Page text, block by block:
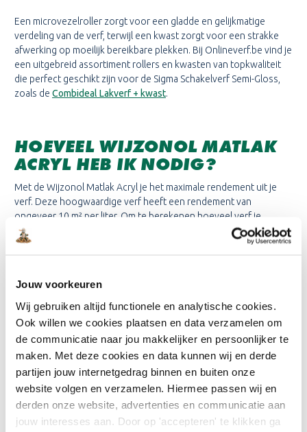
Jouw voorkeuren
Wij gebruiken altijd functionele en analytische cookies.
Ook willen we cookies plaatsen en data verzamelen om
de communicatie naar jou makkelijker en persoonlijker te
maken. Met deze cookies en data kunnen wij en derde
partijen jouw internetgedrag binnen en buiten onze
website volgen en verzamelen. Hiermee passen wij en
derden onze website, advertenties en communicatie aan
jouw interesses aan. Door op 'accepteren' te klikken ga
Een microvezelroller zorgt voor een gladde en gelijkmatige
verdeling van de verf, terwijl een kwast zorgt voor een strakke
afwerking op moeilijk bereikbare plekken. Bij Onlineverf.be vind je
een uitgebreid assortiment rollers en kwasten van topkwaliteit
die perfect geschikt zijn voor de Sigma Schakelverf Semi-Gloss,
zoals de Combideal Lakverf + kwast.
HOEVEEL WIJZONOL MATLAK
ACRYL HEB IK NODIG?
Met de Wijzonol Matlak Acryl je het maximale rendement uit je
verf. Deze hoogwaardige verf heeft een rendement van
ongeveer 10 m² per liter. Om te berekenen hoeveel verf je
precies nodig hebt, kun je de oppervlakte van de te schilderen
ruimte delen door 10.
vierkante meter? Je hebt hiervoor dan 4 / 10 = 0,4 liter verf nodig.
Op deze manier weet je precies hoeveel liter Wijzonol Matlak
Acryl je nodig hebt voor jouw project.
BESCHIKBARE VOLUMES
WIJZONOL MATLAK ACRYL
Bij Onlineverf.be bieden we de Wijzonol Matlak Acryl aan in
verschillende handige inhoudsmaten. Of je nu een kleine touch-